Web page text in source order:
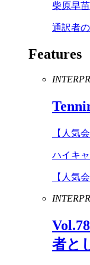
柴原早苗
通訳者
Features
【人気
ハイキ
【人気
Vol.78
者と